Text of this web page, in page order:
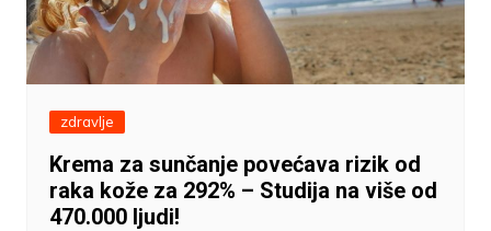
zdravlje
Krema za sunčanje povećava rizik od
raka kože za 292% – Studija na više od
470.000 ljudi!